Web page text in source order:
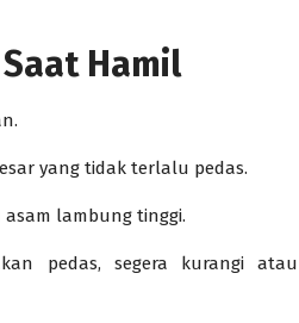
Hamil
yang tidak terlalu pedas.
lambung tinggi.
pedas, segera kurangi atau